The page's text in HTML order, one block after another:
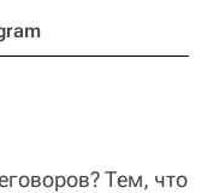
Тем, что